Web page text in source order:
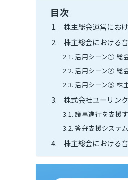
目次
株主総会運営にお
株主総会における
活用シーン① 総
活用シーン② 総
活用シーン③ 株
株式会社ユーリン
議事進行を支援
答弁支援システム
株主総会における